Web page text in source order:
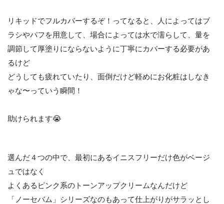
リキッドでフルカバーするぞ！ってなると、人によってはブ
ラシやパフを用意して、場合によっては水で濡らして、量を
調節して厚塗りにならないように丁寧にカバーする必要があ
るけど
どうしても疲れていたり、面倒だけど軽めにお化粧はしなき
ゃな〜っていう瞬間！
助けられます😭
選んだ４つの中で、最初にあるイニスフリーだけ色がベージ
ュではなく
よくあるピンク系のトーンアップクリームなんだけど
「ノーセバム」シリーズなのもあって仕上がりがサラッとし